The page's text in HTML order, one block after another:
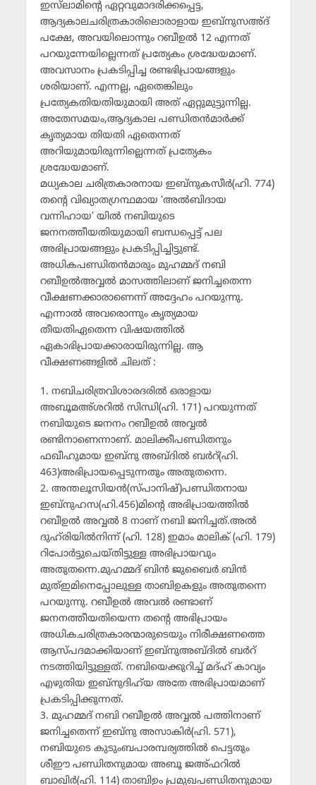
ഇസ്‌ലാമിന്റെ ഏറ്റവുമാദരിക്കപ്പെട്ട,
ആദ്യകാലചരിത്രകാരിലൊരാളായ ഇബ്‌നുസഅ്ദ്
പക്ഷേ, അവയിലൊന്നും റബീഉല്‍ 12 എന്നത്
പറയുന്നേയില്ലെന്നത് പ്രത്യേകം ശ്രദ്ധേയമാണ്.
അവസാനം പ്രകടിപ്പിച്ച രണ്ടഭിപ്രായങ്ങളും
ശരിയാണ്. എന്നല്ല, ഏതെങ്കിലും
പ്രത്യേകതിയതിയുമായി അത് ഏറ്റുമുട്ടുന്നില്ല.
അതേസമയം,ആദ്യകാല പണ്ഡിതന്‍മാര്‍ക്ക്
കൃത്യമായ തിയതി ഏതെന്നത്
അറിയുമായിരുന്നില്ലെന്നത് പ്രത്യേകം
ശ്രദ്ധേയമാണ്.
മധ്യകാല ചരിത്രകാരനായ ഇബ്‌നുകസീര്‍(ഹി. 774)
തന്റെ വിഖ്യാതഗ്രന്ഥമായ ‘അല്‍ബിദായ
വന്നിഹായ’ യില്‍ നബിയുടെ
ജനനത്തീയതിയുമായി ബന്ധപ്പെട്ട് പല
അഭിപ്രായങ്ങളും പ്രകടിപ്പിച്ചിട്ടുണ്ട്.
അധികപണ്ഡിതന്‍മാരും മുഹമ്മദ് നബി
റബീഉല്‍അവ്വല്‍ മാസത്തിലാണ് ജനിച്ചതെന്ന
വീക്ഷണക്കാരാണെന്ന് അദ്ദേഹം പറയുന്നു.
എന്നാല്‍ അവരൊന്നും കൃത്യമായ
തീയതിഏതെന്ന വിഷയത്തില്‍
ഏകാഭിപ്രായക്കാരായിരുന്നില്ല. ആ
വീക്ഷണങ്ങളില്‍ ചിലത് :
1. നബിചരിത്രവിശാരദരില്‍ ഒരാളായ
അബൂമഅ്ശറില്‍ സിന്ധി(ഹി. 171) പറയുന്നത്
നബിയുടെ ജനനം റബീഉല്‍ അവ്വല്‍
രണ്ടിനാണെന്നാണ്. മാലിക്കീപണ്ഡിതനും
ഫഖീഹുമായ ഇബ്‌നു അബ്ദില്‍ ബര്‍റ്(ഹി.
463)അഭിപ്രായപ്പെടുന്നതും അതുതന്നെ.
2. അന്തലൂസിയന്‍(സ്പാനിഷ്)പണ്ഡിതനായ
ഇബ്‌നുഹസ(ഹി.456)മിന്റെ അഭിപ്രായത്തില്‍
റബീഉല്‍ അവ്വല്‍ 8 നാണ് നബി ജനിച്ചത്.അല്‍
ദുഹ്‌രിയില്‍നിന്ന് (ഹി. 128) ഇമാം മാലിക് (ഹി. 179)
റിപോര്‍ട്ടുചെയ്തിട്ടുള്ള അഭിപ്രായവും
അതുതന്നെ.മുഹമ്മദ് ബിന്‍ ജുബൈര്‍ ബിന്‍
മുത്ഇമിനെപ്പോലുള്ള താബിഉകളും അതുതന്നെ
പറയുന്നു. റബീഉല്‍ അവല്‍ രണ്ടാണ്
ജനനത്തീയതിയെന്ന തന്റെ അഭിപ്രായം
അധികചരിത്രകാരന്മാരുടെയും നിരീക്ഷണത്തെ
ആസ്പദമാക്കിയാണ് ഇബ്‌നുഅബ്ദില്‍ ബര്‍റ്
നടത്തിയിട്ടുള്ളത്. നബിയെക്കുറിച്ച് മദ്ഹ് കാവ്യം
എഴുതിയ ഇബ്‌നുദിഹ്‌യ അതേ അഭിപ്രായമാണ്
പ്രകടിപ്പിക്കുന്നത്.
3. മുഹമ്മദ് നബി റബീഉല്‍ അവ്വല്‍ പത്തിനാണ്
ജനിച്ചതെന്ന് ഇബ്‌നു അസാകിര്‍(ഹി. 571),
നബിയുടെ കുടുംബപാരമ്പര്യത്തില്‍ പെട്ടതും
ശീഈ പണ്ഡിതനുമായ അബൂ ജഅ്ഫറില്‍
ബാഖിര്‍(ഹി. 114) താബിഉം പ്രമുഖപണ്ഡിതനുമായ